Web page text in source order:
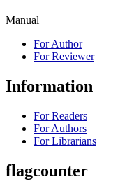
Manual
For Author
For Reviewer
Information
For Readers
For Authors
For Librarians
flagcounter